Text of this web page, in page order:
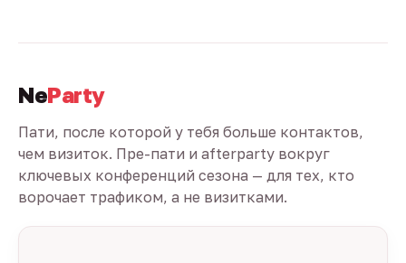
NeParty
Пати, после которой у тебя больше контактов,
чем визиток. Пре-пати и afterparty вокруг
ключевых конференций сезона — для тех, кто
ворочает трафиком, а не визитками.